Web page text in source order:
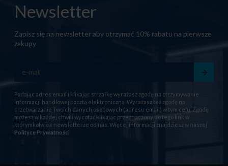
Newsletter
Zapisz się na newsletter aby otrzymać 10% rabatu na pierwsze
zakupy
Podając adres email i klikając strzałkę wyrażasz zgodę na otrzymywanie
informacji handlowej pocztą elektroniczną. Wyrażasz też zgodę na
przetwarzanie Twoich danych osobowych (adresu email) w tym celu. Zgodę
możesz w każdej chwili wycofać klikając przeznaczony do tego link w
którymkolwiek newsletterze od nas. Więcej informacji znajdziesz w naszej
Polityce Prywatności